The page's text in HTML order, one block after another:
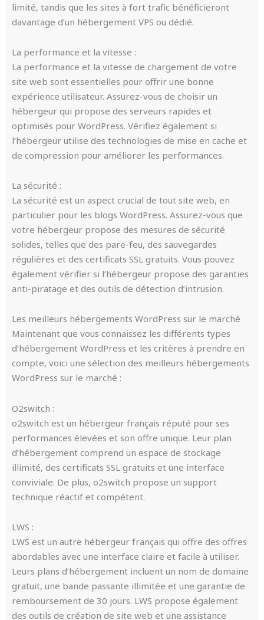
limité, tandis que les sites à fort trafic bénéficieront
davantage d’un hébergement VPS ou dédié.
La performance et la vitesse :
La performance et la vitesse de chargement de votre
site web sont essentielles pour offrir une bonne
expérience utilisateur. Assurez-vous de choisir un
hébergeur qui propose des serveurs rapides et
optimisés pour WordPress. Vérifiez également si
l’hébergeur utilise des technologies de mise en cache et
de compression pour améliorer les performances.
La sécurité :
La sécurité est un aspect crucial de tout site web, en
particulier pour les blogs WordPress. Assurez-vous que
votre hébergeur propose des mesures de sécurité
solides, telles que des pare-feu, des sauvegardes
régulières et des certificats SSL gratuits. Vous pouvez
également vérifier si l’hébergeur propose des garanties
anti-piratage et des outils de détection d’intrusion.
Les meilleurs hébergements WordPress sur le marché
Maintenant que vous connaissez les différents types
d’hébergement WordPress et les critères à prendre en
compte, voici une sélection des meilleurs hébergements
WordPress sur le marché :
O2switch :
o2switch est un hébergeur français réputé pour ses
performances élevées et son offre unique. Leur plan
d’hébergement comprend un espace de stockage
illimité, des certificats SSL gratuits et une interface
conviviale. De plus, o2switch propose un support
technique réactif et compétent.
LWS :
LWS est un autre hébergeur français qui offre des offres
abordables avec une interface claire et facile à utiliser.
Leurs plans d’hébergement incluent un nom de domaine
gratuit, une bande passante illimitée et une garantie de
remboursement de 30 jours. LWS propose également
des outils de création de site web et une assistance